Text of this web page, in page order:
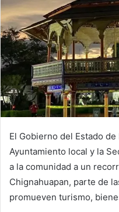
El Gobierno del Estado
Ayuntamiento local y la
a la comunidad a un
Chignahuapan, parte de
promueven turismo,